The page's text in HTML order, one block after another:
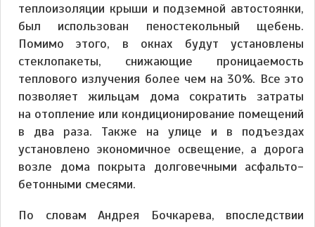
теплоизоляции крыши и подземной автостоянки,
был использован пеностекольный щебень.
Помимо этого, в окнах будут установлены
стеклопакеты, снижающие проницаемость
теплового излучения более чем на 30%. Все это
позволяет жильцам дома сократить затраты
на отопление или кондиционирование помещений
в два раза. Также на улице и в подъездах
установлено экономичное освещение, а дорога
возле дома покрыта долговечными асфальто-
бетонными смесями.
По словам Андрея Бочкарева, впоследствии